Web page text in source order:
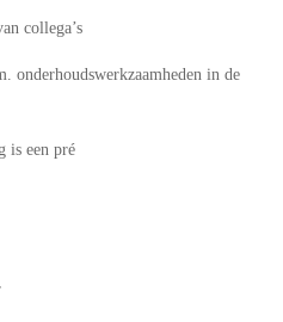
collega’s
in de
is een pré